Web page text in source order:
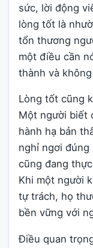
sức, lời động
lòng tốt là
tổn thương
một điều cần
thành và
Lòng tốt cũng
Một người biết
hành hạ bản
nghỉ ngơi
cũng đang
Khi một người
tự trách, họ
bền vững với
Điều quan